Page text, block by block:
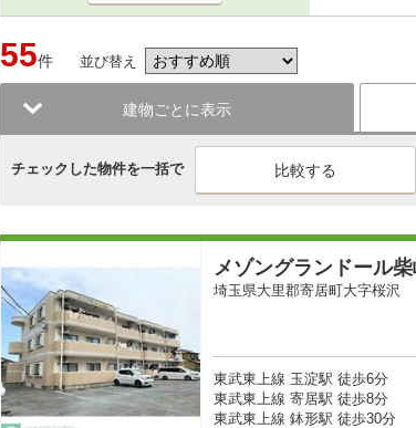
55件 並び替え
建物ごとに表示
チェックした物件を一括で
メゾングランドール
埼玉県大里郡寄居町大字桜沢
東武東上線 玉淀駅 徒歩6分
東武東上線 寄居駅 徒歩8分
東武東上線 鉢形駅 徒歩30分